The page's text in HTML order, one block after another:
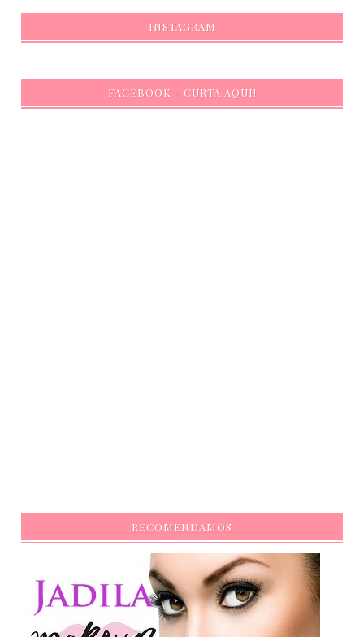
INSTAGRAM
FACEBOOK - CURTA AQUI!
RECOMENDAMOS